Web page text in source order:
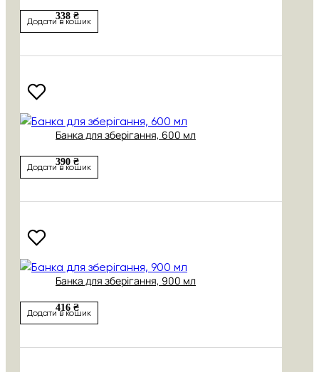
338 ₴
Додати в кошик
Банка для зберігання, 600 мл
390 ₴
Додати в кошик
Банка для зберігання, 900 мл
416 ₴
Додати в кошик